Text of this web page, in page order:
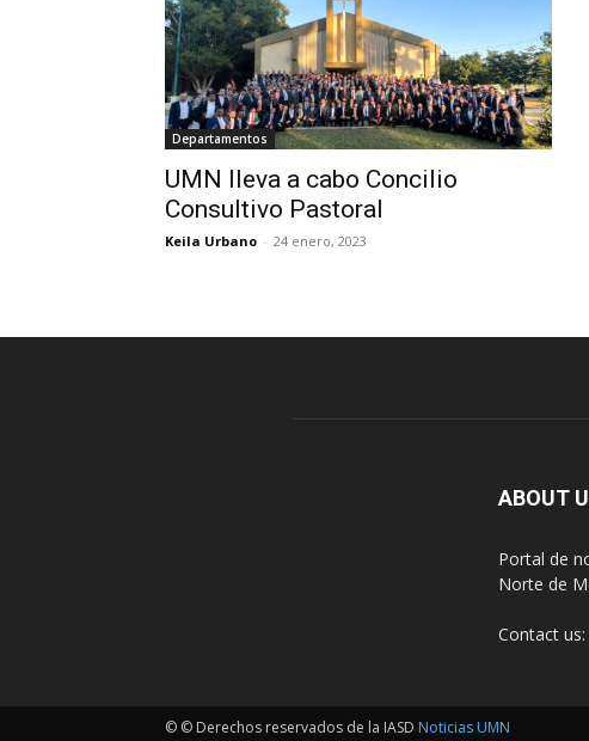
Departamentos
UMN lleva a cabo Concilio
Consultivo Pastoral
Keila Urbano - 24 enero, 2023
ABOUT
Portal de
Norte de
Contact us:
© © Derechos reservados de la IASD Noticias UMN